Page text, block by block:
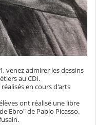
venez admirer les dessins
au CDI.
en cours d'arts
ont réalisé une libre
Ebro" de Pablo Picasso.